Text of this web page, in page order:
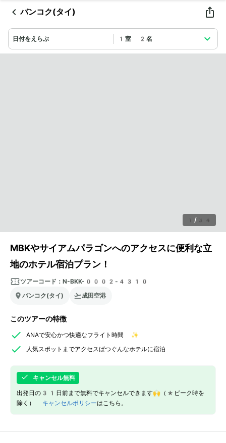
バンコク(タイ)
日付をえらぶ 1室 2名
1 / 34
MBKやサイアムパラゴンへのアクセスに便利な立
地のホテル宿泊プラン！
ツアーコード： N-BKK-0002-4310
バンコク(タイ)
成田空港
このツアーの特徴
ANAで安心かつ快適なフライト時間 ✨
人気スポットまでアクセスばつぐんなホテルに宿泊
キャンセル無料
出発日の31日前まで無料でキャンセルできます🙌（*ピーク時を
除く） キャンセルポリシーはこちら。